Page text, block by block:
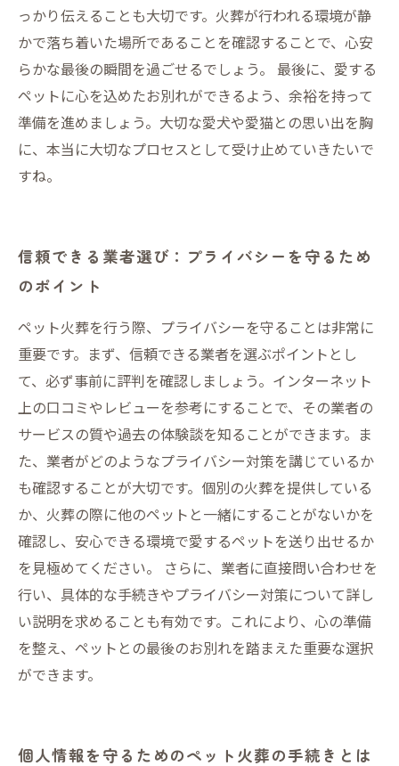
っかり伝えることも大切です。火葬が行われる環境が静
かで落ち着いた場所であることを確認することで、心安
らかな最後の瞬間を過ごせるでしょう。 最後に、愛する
ペットに心を込めたお別れができるよう、余裕を持って
準備を進めましょう。大切な愛犬や愛猫との思い出を胸
に、本当に大切なプロセスとして受け止めていきたいで
すね。
信頼できる業者選び：プライバシーを守るため
のポイント
ペット火葬を行う際、プライバシーを守ることは非常に
重要です。まず、信頼できる業者を選ぶポイントとし
て、必ず事前に評判を確認しましょう。インターネット
上の口コミやレビューを参考にすることで、その業者の
サービスの質や過去の体験談を知ることができます。ま
た、業者がどのようなプライバシー対策を講じているか
も確認することが大切です。個別の火葬を提供している
か、火葬の際に他のペットと一緒にすることがないかを
確認し、安心できる環境で愛するペットを送り出せるか
を見極めてください。 さらに、業者に直接問い合わせを
行い、具体的な手続きやプライバシー対策について詳し
い説明を求めることも有効です。これにより、心の準備
を整え、ペットとの最後のお別れを踏まえた重要な選択
ができます。
個人情報を守るためのペット火葬の手続きとは